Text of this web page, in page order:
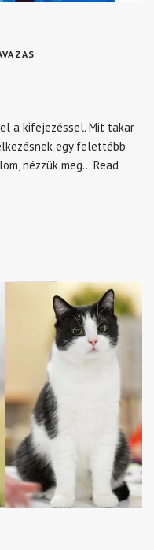
a kifejezéssel. Mit takar
egy felettébb
nézzük meg… Read